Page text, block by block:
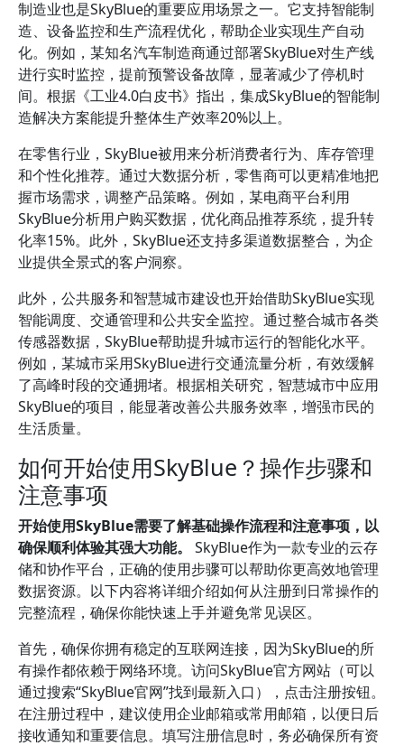
制造业也是SkyBlue的重要应用场景之一。它支持智能制
造、设备监控和生产流程优化，帮助企业实现生产自动
化。例如，某知名汽车制造商通过部署SkyBlue对生产线
进行实时监控，提前预警设备故障，显著减少了停机时
间。根据《工业4.0白皮书》指出，集成SkyBlue的智能制
造解决方案能提升整体生产效率20%以上。
在零售行业，SkyBlue被用来分析消费者行为、库存管理
和个性化推荐。通过大数据分析，零售商可以更精准地把
握市场需求，调整产品策略。例如，某电商平台利用
SkyBlue分析用户购买数据，优化商品推荐系统，提升转
化率15%。此外，SkyBlue还支持多渠道数据整合，为企
业提供全景式的客户洞察。
此外，公共服务和智慧城市建设也开始借助SkyBlue实现
智能调度、交通管理和公共安全监控。通过整合城市各类
传感器数据，SkyBlue帮助提升城市运行的智能化水平。
例如，某城市采用SkyBlue进行交通流量分析，有效缓解
了高峰时段的交通拥堵。根据相关研究，智慧城市中应用
SkyBlue的项目，能显著改善公共服务效率，增强市民的
生活质量。
如何开始使用SkyBlue？操作步骤和
注意事项
开始使用SkyBlue需要了解基础操作流程和注意事项，以
确保顺利体验其强大功能。
SkyBlue作为一款专业的云存
储和协作平台，正确的使用步骤可以帮助你更高效地管理
数据资源。以下内容将详细介绍如何从注册到日常操作的
完整流程，确保你能快速上手并避免常见误区。
首先，确保你拥有稳定的互联网连接，因为SkyBlue的所
有操作都依赖于网络环境。访问SkyBlue官方网站（可以
通过搜索“SkyBlue官网”找到最新入口），点击注册按钮。
在注册过程中，建议使用企业邮箱或常用邮箱，以便日后
接收通知和重要信息。填写注册信息时，务必确保所有资